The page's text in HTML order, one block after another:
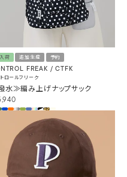
荷 追加生産 予約
FREAK / CTFK
ロールフリーク
水≫編み上げナップサック